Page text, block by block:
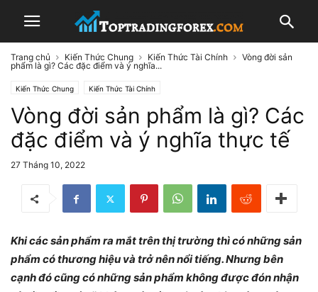
Trang chủ Kiến Thức Chung Kiến Thức Tài Chính
Vòng đời sản
phẩm là gì? Các đặc điểm và ý nghĩa...
Kiến Thức Chung Kiến Thức Tài Chính
Vòng đời sản phẩm là gì? Các
đặc điểm và ý nghĩa thực tế
27 Tháng 10, 2022
Khi các sản phẩm ra mắt trên thị trường thì có những sản
phẩm có thương hiệu và trở nên nổi tiếng. Nhưng bên
cạnh đó cũng có những sản phẩm không được đón nhận